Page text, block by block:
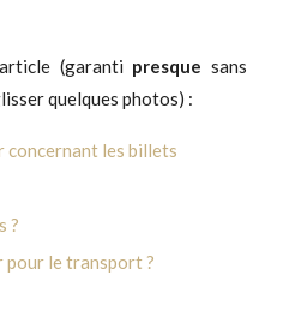
(garanti presque sans
quelques photos) :
concernant les billets
?
pour le transport ?